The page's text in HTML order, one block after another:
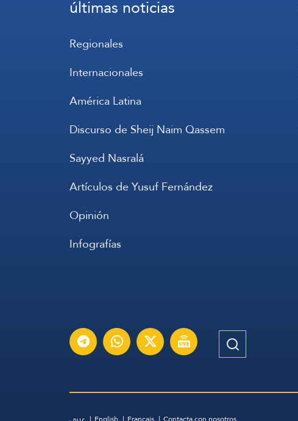
últimas noticias
Regionales
Internacionales
América Latina
Discurso de Sheij Naim Qassem
Sayyed Nasralá
Artículos de Yusuf Fernández
Opinión
Infografías